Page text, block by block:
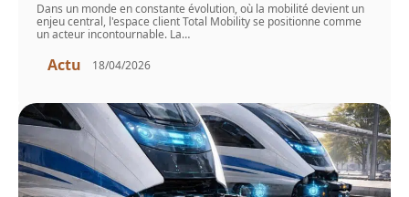
Dans un monde en constante évolution, où la mobilité devient un
enjeu central, l'espace client Total Mobility se positionne comme
un acteur incontournable. La…
Actu 18/04/2026